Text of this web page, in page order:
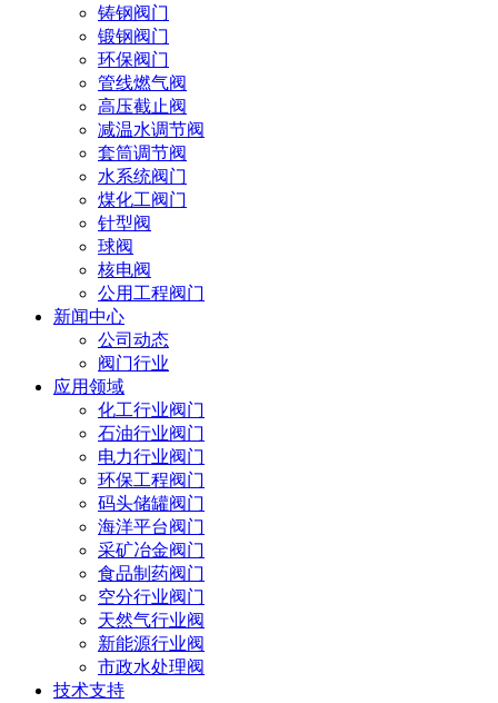
铸钢阀门
锻钢阀门
环保阀门
管线燃气阀
高压截止阀
减温水调节阀
套筒调节阀
水系统阀门
煤化工阀门
针型阀
球阀
核电阀
公用工程阀门
新闻中心
公司动态
阀门行业
应用领域
化工行业阀门
石油行业阀门
电力行业阀门
环保工程阀门
码头储罐阀门
海洋平台阀门
采矿冶金阀门
食品制药阀门
空分行业阀门
天然气行业阀
新能源行业阀
市政水处理阀
技术支持